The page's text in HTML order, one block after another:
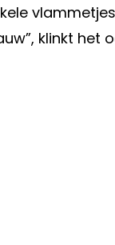
klinkt het